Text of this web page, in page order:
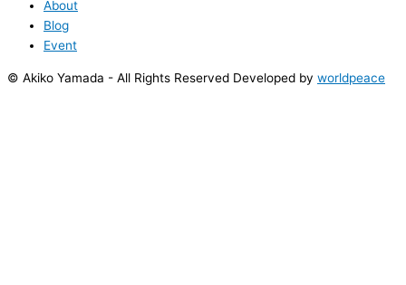
About
Blog
Event
© Akiko Yamada - All Rights Reserved Developed by worldpeace